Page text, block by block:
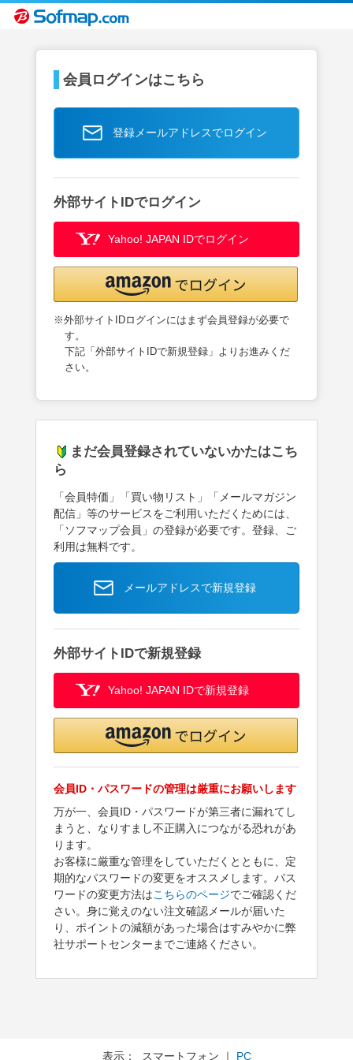
会員ログインはこちら
登録メールアドレスでログイン
外部サイトIDでログイン
Yahoo! JAPAN IDでログイン
※外部サイトIDログインにはまず会員登録が必要で
す。
下記「外部サイトIDで新規登録」よりお進みくだ
さい。
まだ会員登録されていないかたはこち
ら
「会員特価」「買い物リスト」「メールマガジン
配信」等のサービスをご利用いただくためには、
「ソフマップ会員」の登録が必要です。登録、ご
利用は無料です。
メールアドレスで新規登録
外部サイトIDで新規登録
Yahoo! JAPAN IDで新規登録
会員ID・パスワードの管理は厳重にお願いします
万が一、会員ID・パスワードが第三者に漏れてし
まうと、なりすまし不正購入につながる恐れがあ
ります。
お客様に厳重な管理をしていただくとともに、定
期的なパスワードの変更をオススメします。パス
ワードの変更方法はこちらのページでご確認くだ
さい。身に覚えのない注文確認メールが届いた
り、ポイントの減額があった場合はすみやかに弊
社サポートセンターまでご連絡ください。
表示： スマートフォン ｜ PC